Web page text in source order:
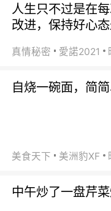
人生只不过是在
改进，保持好心
真情秘密 愛諾2021
自烧一碗面，简
美食天下 美洲豹XF
中午炒了一盘芹